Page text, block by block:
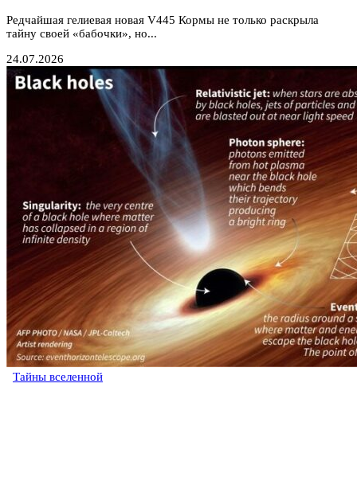
Редчайшая гелиевая новая V445 Кормы не только раскрыла
тайну своей «бабочки», но...
24.07.2026
Тайны вселенной